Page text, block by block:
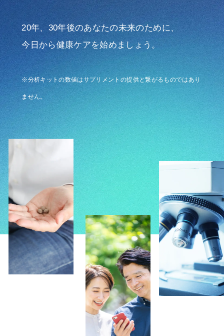
20年、30年後のあなたの未来のために、
今日から健康ケアを始めましょう。
※分析キットの数値はサプリメントの提供と繋がるものではあり
ません。